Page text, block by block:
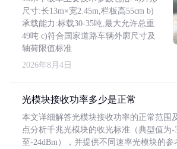
尺寸:长13m×宽2.45m,栏板高55cm b)
承载能力:标载30-35吨,最大允许总重
49吨 c)符合国家道路车辆外廓尺寸及
轴荷限值标准
2026年8月4日
光模块接收功率多少是正常
本文详细解答光模块接收功率的正常范围
点分析千兆光模块的收光标准（典型值为-
至-24dBm），并提供不同速率光模块的